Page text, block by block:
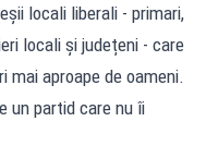
locali liberali - primari,
locali și județeni - care
mai aproape de oameni.
un partid care nu îi